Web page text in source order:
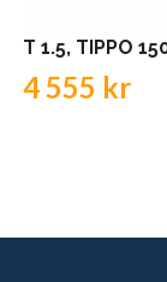
T 1.5, TIPPO
4 555 kr